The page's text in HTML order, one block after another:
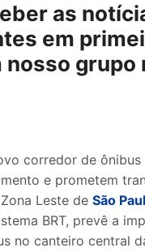
as
em
nosso grupo
corredor de ônibus
e prometem
Leste de São
BRT, prevê a
no canteiro central